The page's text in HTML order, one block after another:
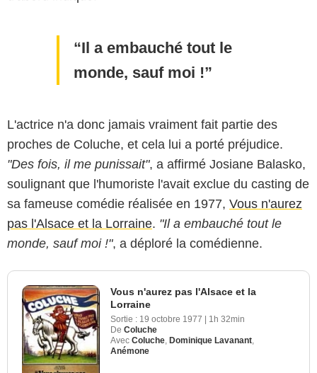
Il a embauché tout le
monde, sauf moi !
L'actrice n'a donc jamais vraiment fait partie des
proches de Coluche, et cela lui a porté préjudice.
"Des fois, il me punissait", a affirmé Josiane Balasko,
soulignant que l'humoriste l'avait exclue du casting de
sa fameuse comédie réalisée en 1977, Vous n'aurez
pas l'Alsace et la Lorraine. "Il a embauché tout le
monde, sauf moi !", a déploré la comédienne.
Vous n'aurez pas l'Alsace et la
Lorraine
Sortie : 19 octobre 1977 | 1h 32min
De Coluche
Avec Coluche Dominique Lavanant
Anémone